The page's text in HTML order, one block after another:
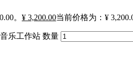
。 ¥ 3,200.00当前价格为：¥
乐工作站 数量